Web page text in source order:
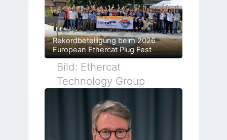
Rekordbeteiligung beim 2026
European Ethercat Plug Fest
Bild: Ethercat
Technology Group